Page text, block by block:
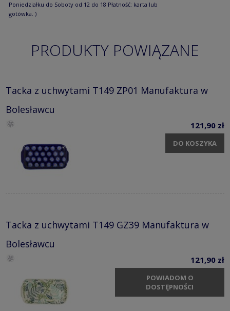
Poniedziałku do Soboty od 12 do 18 Płatność: karta lub
gotówka. )
PRODUKTY POWIĄZANE
Tacka z uchwytami T149 ZP01 Manufaktura w
Bolesławcu
121,90 zł
DO KOSZYKA
Tacka z uchwytami T149 GZ39 Manufaktura w
Bolesławcu
121,90 zł
POWIADOM O
DOSTĘPNOŚCI